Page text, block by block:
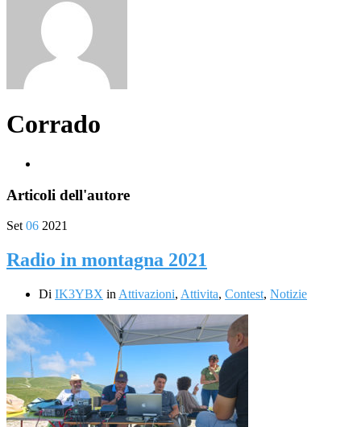
Corrado
Articoli dell'autore
Set 06 2021
Radio in montagna 2021
Di IK3YBX in Attivazioni, Attivita, Contest, Notizie